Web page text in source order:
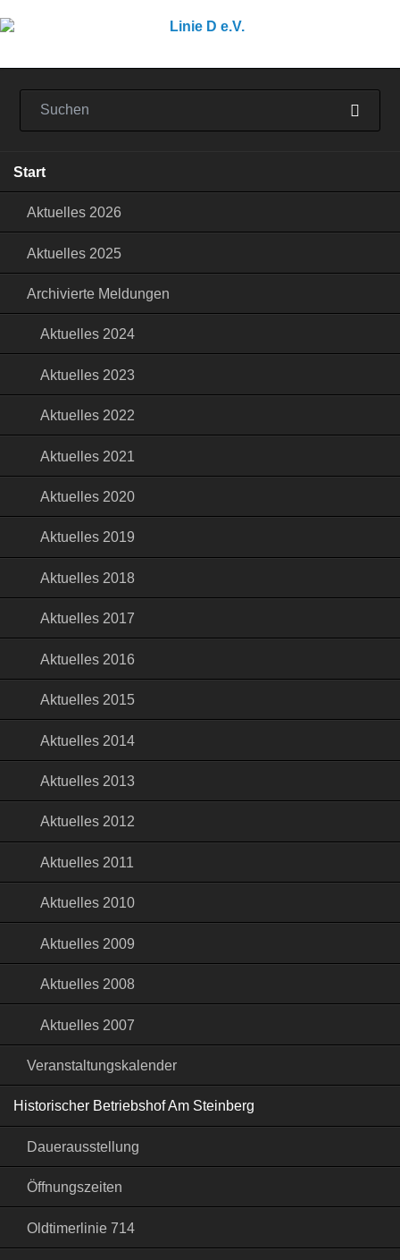
Start
Aktuelles 2026
Aktuelles 2025
Archivierte Meldungen
Aktuelles 2024
Aktuelles 2023
Aktuelles 2022
Aktuelles 2021
Aktuelles 2020
Aktuelles 2019
Aktuelles 2018
Aktuelles 2017
Aktuelles 2016
Aktuelles 2015
Aktuelles 2014
Aktuelles 2013
Aktuelles 2012
Aktuelles 2011
Aktuelles 2010
Aktuelles 2009
Aktuelles 2008
Aktuelles 2007
Veranstaltungskalender
Historischer Betriebshof Am Steinberg
Dauerausstellung
Öffnungszeiten
Oldtimerlinie 714